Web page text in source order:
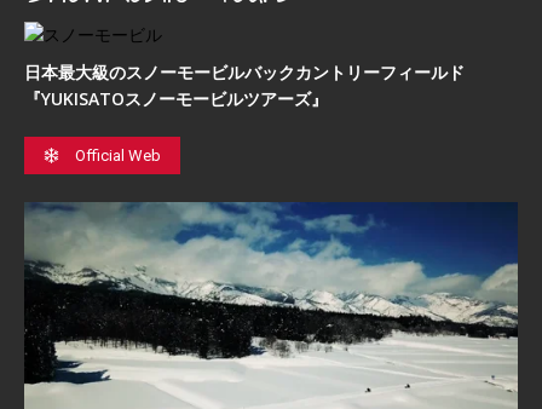
日本最⼤級のスノーモービルバックカントリーフィールド
『YUKISATOスノーモービルツアーズ』
Official Web